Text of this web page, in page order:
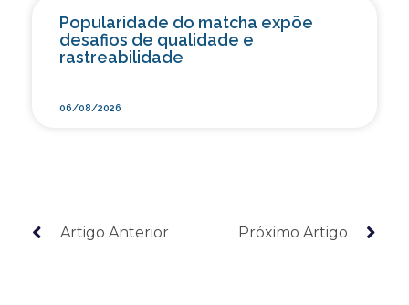
Popularidade do matcha expõe
desafios de qualidade e
rastreabilidade
06/08/2026
Artigo Anterior Próximo Artigo